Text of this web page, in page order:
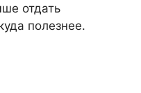
отдать
полезнее.